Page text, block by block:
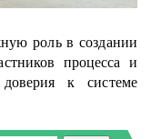
роль в создании
процесса и
к системе